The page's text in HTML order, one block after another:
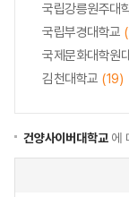
국립강릉원주대
국립부경대학교
국제문화대학원
김천대학교 (19)
건양사이버대학교에